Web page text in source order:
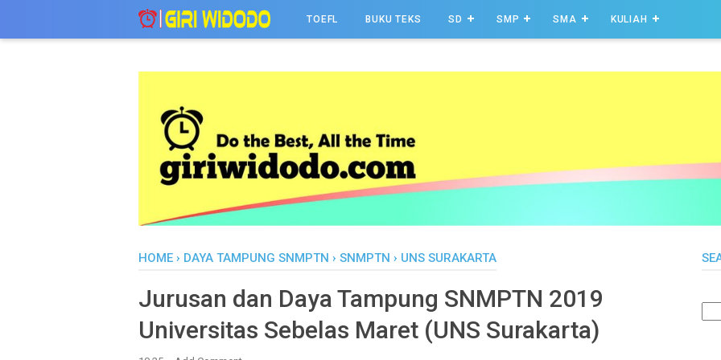
TOEFL BUKU TEKS SD SMP SMA KULIAH
HOME › DAYA TAMPUNG SNMPTN › SNMPTN › UNS SURAKARTA
Jurusan dan Daya Tampung SNMPTN 2019
Universitas Sebelas Maret (UNS Surakarta)